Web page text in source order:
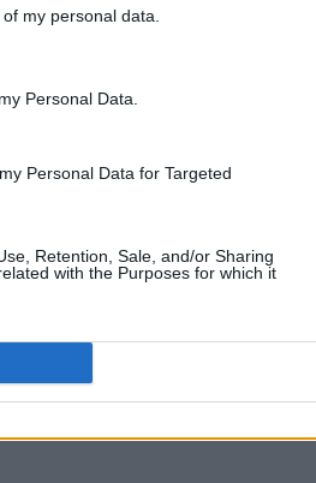
my personal data.
Personal Data.
Personal Data for Targeted
Retention, Sale, and/or Sharing
with the Purposes for which it